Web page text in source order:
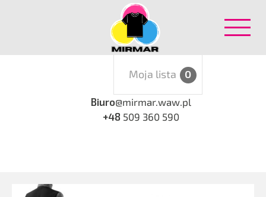
Biuro@mirmar.waw.pl
+48 509 360 590
Moja lista 0